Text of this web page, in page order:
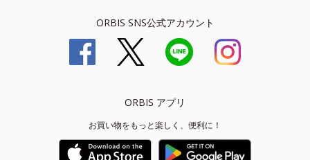
ORBIS SNS公式アカウント
ORBIS アプリ
お買い物をもっと楽しく、便利に！